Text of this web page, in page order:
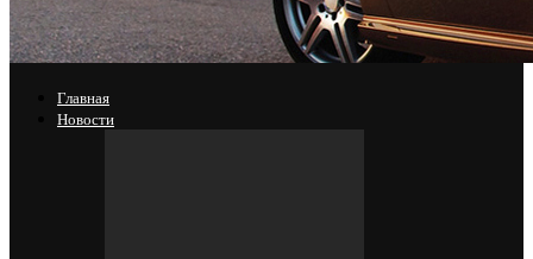
Главная
Новости